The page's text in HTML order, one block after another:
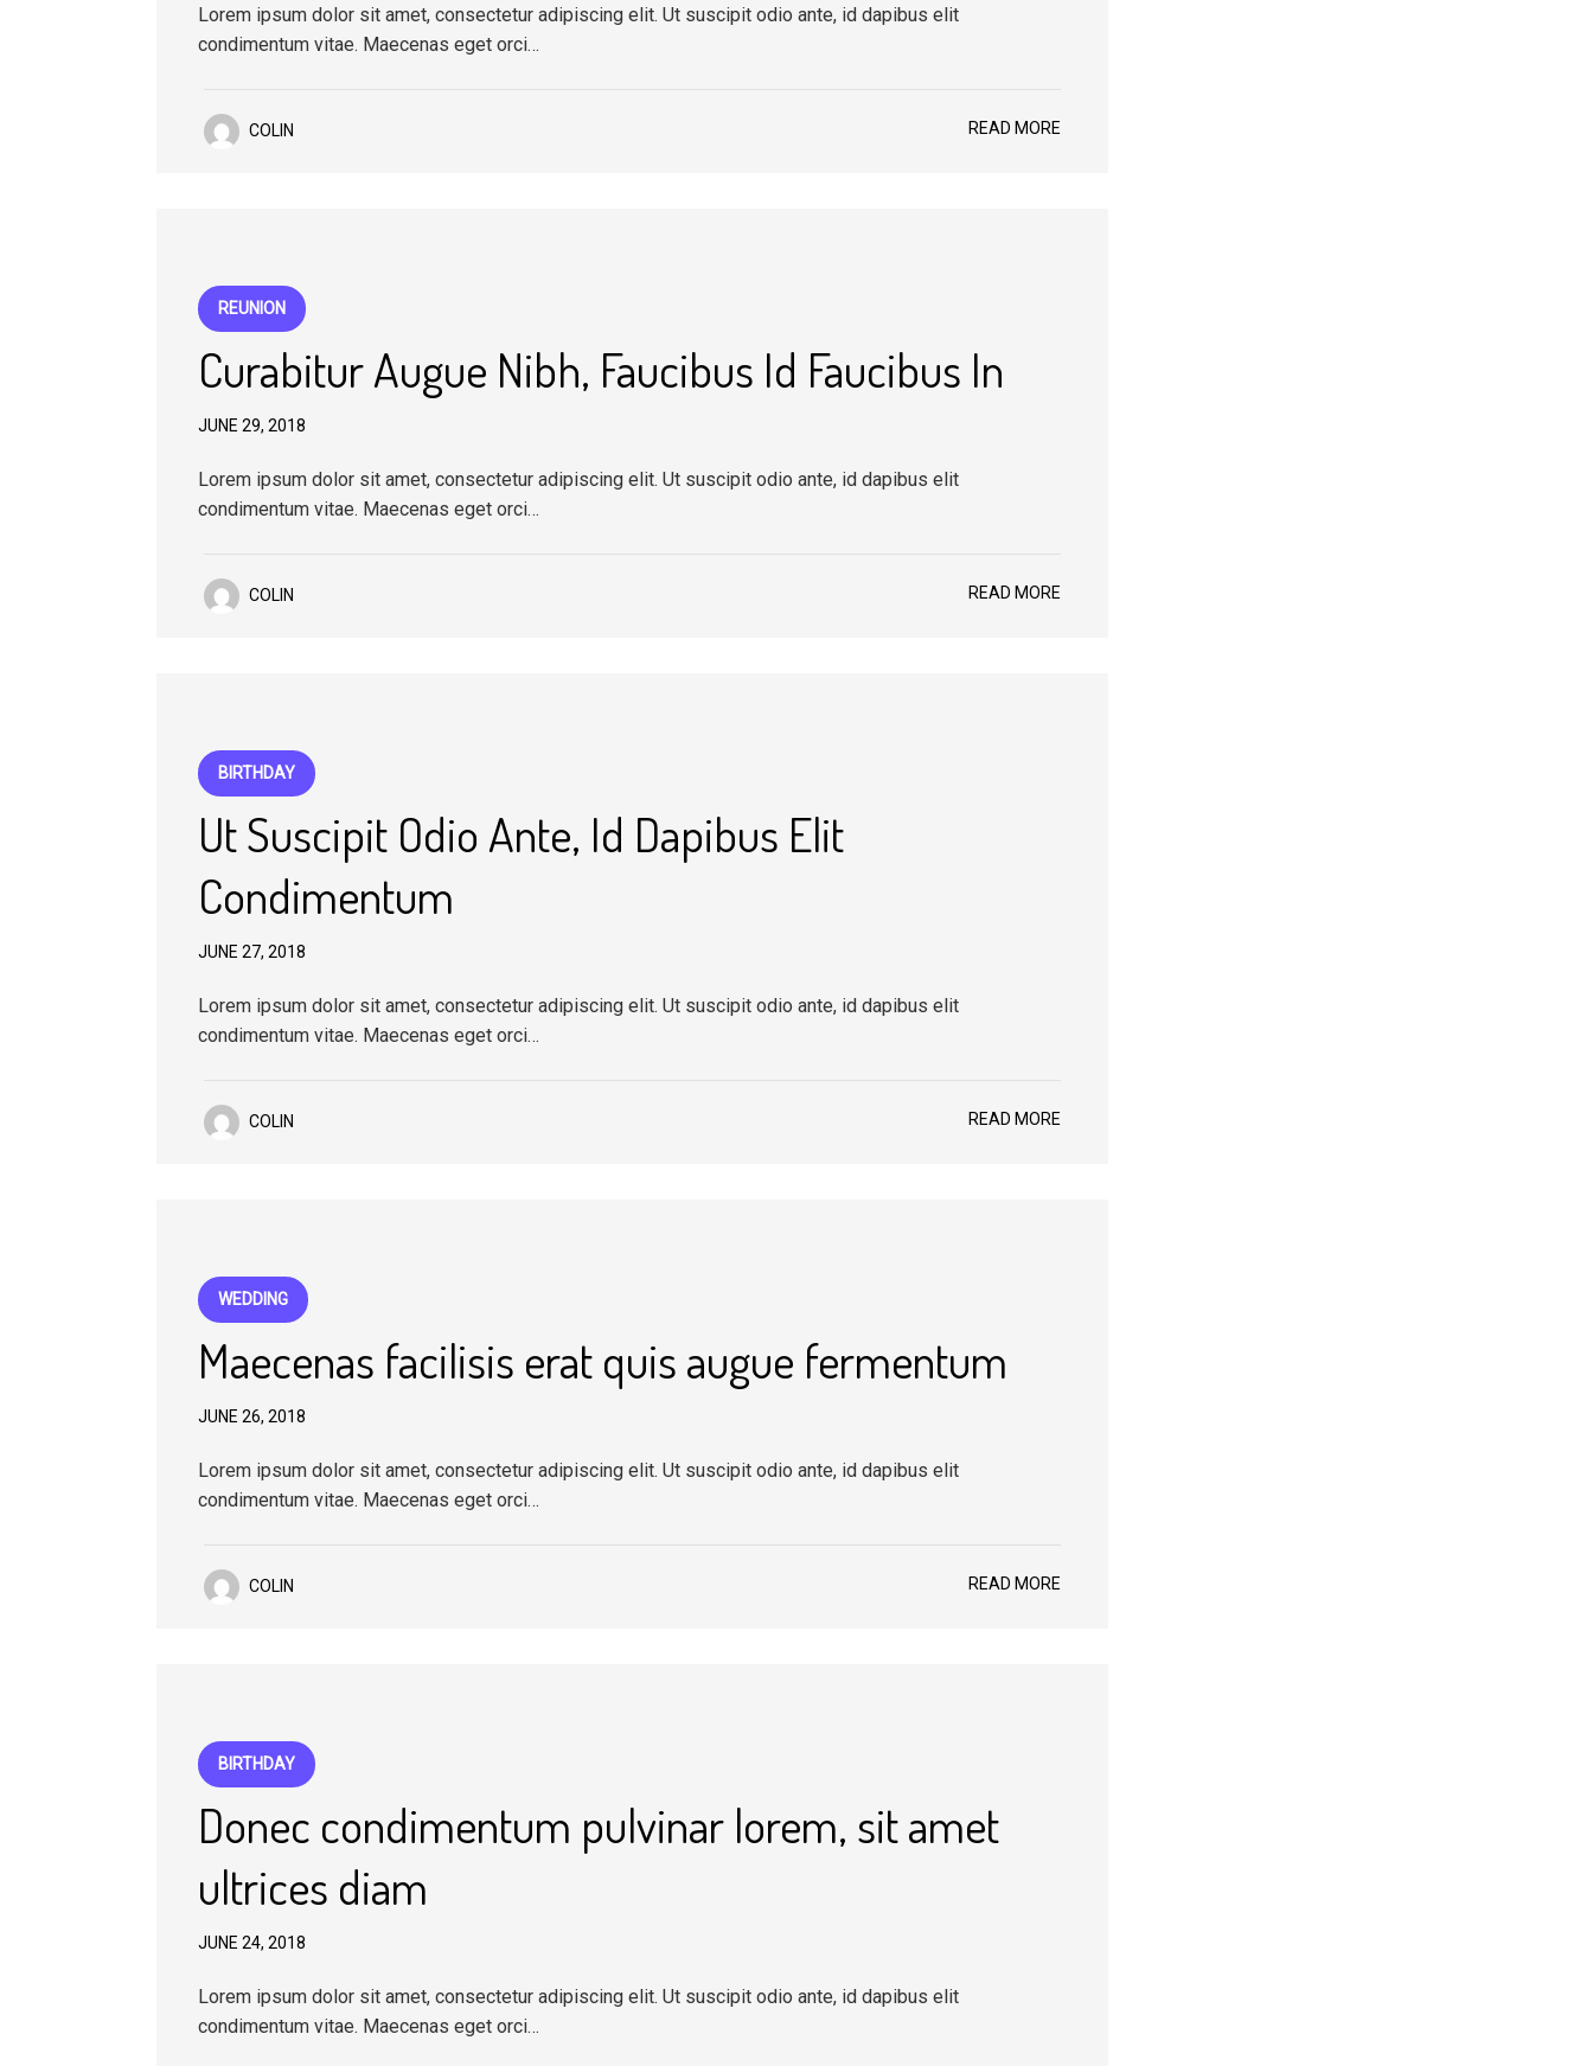
Lorem ipsum dolor sit amet, consectetur adipiscing elit. Ut suscipit odio ante, id dapibus elit
condimentum vitae. Maecenas eget orci…
COLIN READ MORE
REUNION
Curabitur Augue Nibh, Faucibus Id Faucibus In
JUNE 29, 2018
Lorem ipsum dolor sit amet, consectetur adipiscing elit. Ut suscipit odio ante, id dapibus elit
condimentum vitae. Maecenas eget orci…
COLIN READ MORE
BIRTHDAY
Ut Suscipit Odio Ante, Id Dapibus Elit
Condimentum
JUNE 27, 2018
Lorem ipsum dolor sit amet, consectetur adipiscing elit. Ut suscipit odio ante, id dapibus elit
condimentum vitae. Maecenas eget orci…
COLIN READ MORE
WEDDING
Maecenas facilisis erat quis augue fermentum
JUNE 26, 2018
Lorem ipsum dolor sit amet, consectetur adipiscing elit. Ut suscipit odio ante, id dapibus elit
condimentum vitae. Maecenas eget orci…
COLIN READ MORE
BIRTHDAY
Donec condimentum pulvinar lorem, sit amet
ultrices diam
JUNE 24, 2018
Lorem ipsum dolor sit amet, consectetur adipiscing elit. Ut suscipit odio ante, id dapibus elit
condimentum vitae. Maecenas eget orci…